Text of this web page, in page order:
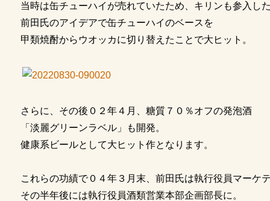
当時は缶チューハイが売れていたため、キリンも参入し
前田氏のアイデアで缶チューハイのベースを
甲類焼酎からウオッカに切り替えたことで大ヒット。
さらに、その後０２年４月、糖質７０％オフの発泡酒
「淡麗グリーンラベル」も開発。
健康系ビールとして大ヒット作となります。
これらの功績で０４年３月末、前田氏は執行役員マーケ
その半年後には執行役員酒類営業本部企画部長に。